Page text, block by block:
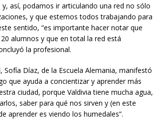
así, podamos ir articulando una red no sólo
y que estemos todos trabajando para
sentido, “es importante hacer notar que
alumnos y que en total la red está
la profesional.
Díaz, de la Escuela Alemania, manifestó
que ayuda a concientizar y aprender más
ciudad, porque Valdivia tiene mucha agua,
saber para qué nos sirven y (en este
aprender es viendo los humedales”.